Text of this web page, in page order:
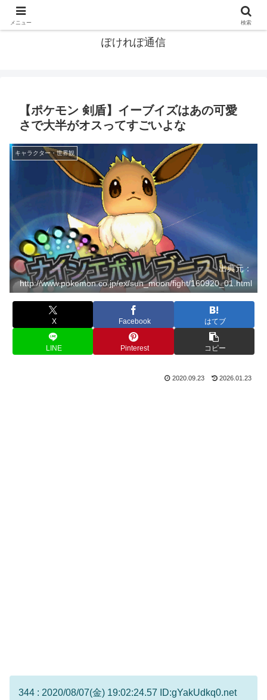
ぽけれぽ通信
【ポケモン 剣盾】イーブイズはあの可愛
さで大半がオスってすごいよな
キャラクター・世界観
出典元：
http://www.pokemon.co.jp/ex/sun_moon/fight/160920_01.html
X Facebook はてブ
LINE Pinterest コピー
2020.09.23 2026.01.23
344 : 2020/08/07(金) 19:02:24.57 ID:gYakUdkq0.net
メニュー 検索